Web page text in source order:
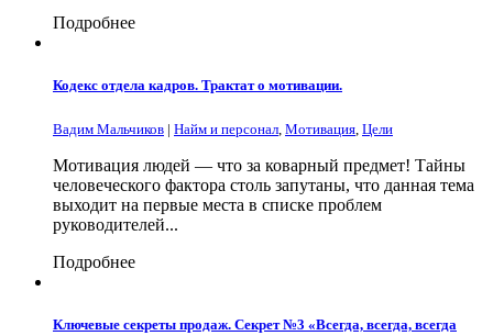
Подробнее
Кодекс отдела кадров. Трактат о мотивации.
Вадим Мальчиков | Найм и персонал Мотивация Цели
Мотивация людей — что за коварный предмет! Тайны
человеческого фактора столь запутаны, что данная тема
выходит на первые места в списке проблем
руководителей...
Подробнее
Ключевые секреты продаж. Секрет №3 «Всегда, всегда, всегда